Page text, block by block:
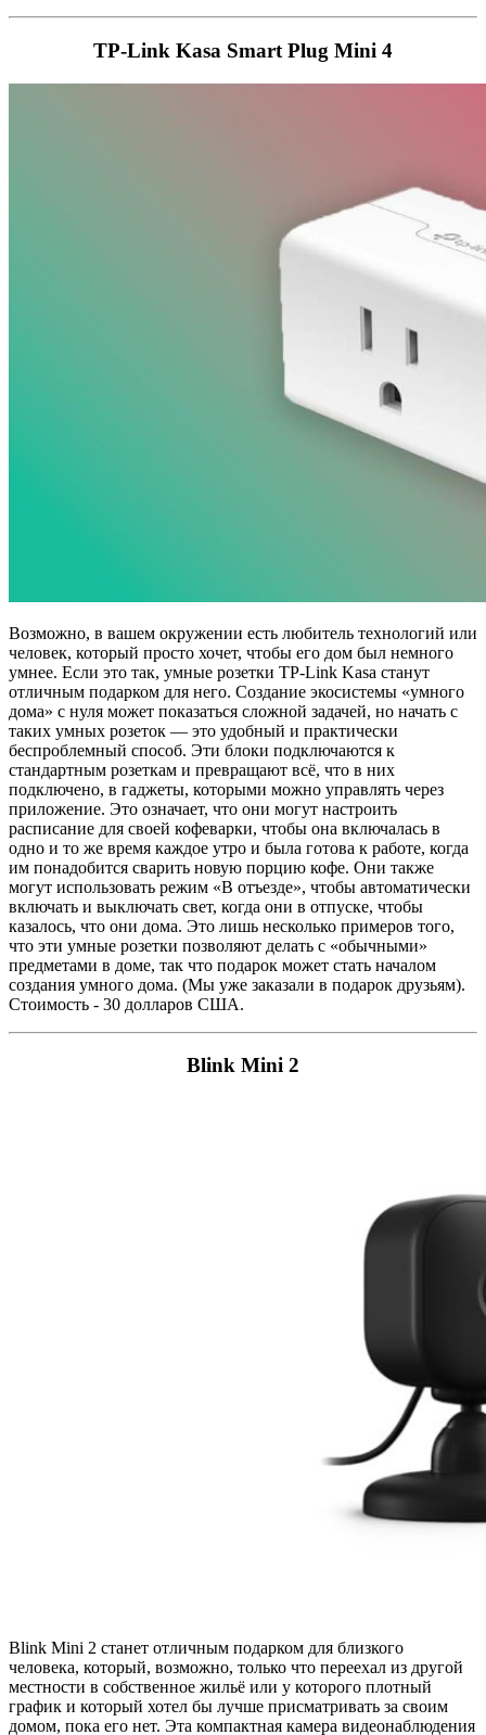
TP-Link Kasa Smart Plug Mini 4
Возможно, в вашем окружении есть любитель технологий или
человек, который просто хочет, чтобы его дом был немного
умнее. Если это так, умные розетки TP-Link Kasa станут
отличным подарком для него. Создание экосистемы «умного
дома» с нуля может показаться сложной задачей, но начать с
таких умных розеток — это удобный и практически
беспроблемный способ. Эти блоки подключаются к
стандартным розеткам и превращают всё, что в них
подключено, в гаджеты, которыми можно управлять через
приложение. Это означает, что они могут настроить
расписание для своей кофеварки, чтобы она включалась в
одно и то же время каждое утро и была готова к работе, когда
им понадобится сварить новую порцию кофе. Они также
могут использовать режим «В отъезде», чтобы автоматически
включать и выключать свет, когда они в отпуске, чтобы
казалось, что они дома. Это лишь несколько примеров того,
что эти умные розетки позволяют делать с «обычными»
предметами в доме, так что подарок может стать началом
создания умного дома. (Мы уже заказали в подарок друзьям).
Стоимость - 30 долларов США.
Blink Mini 2
Blink Mini 2 станет отличным подарком для близкого
человека, который, возможно, только что переехал из другой
местности в собственное жильё или у которого плотный
график и который хотел бы лучше присматривать за своим
домом, пока его нет. Эта компактная камера видеонаблюдения